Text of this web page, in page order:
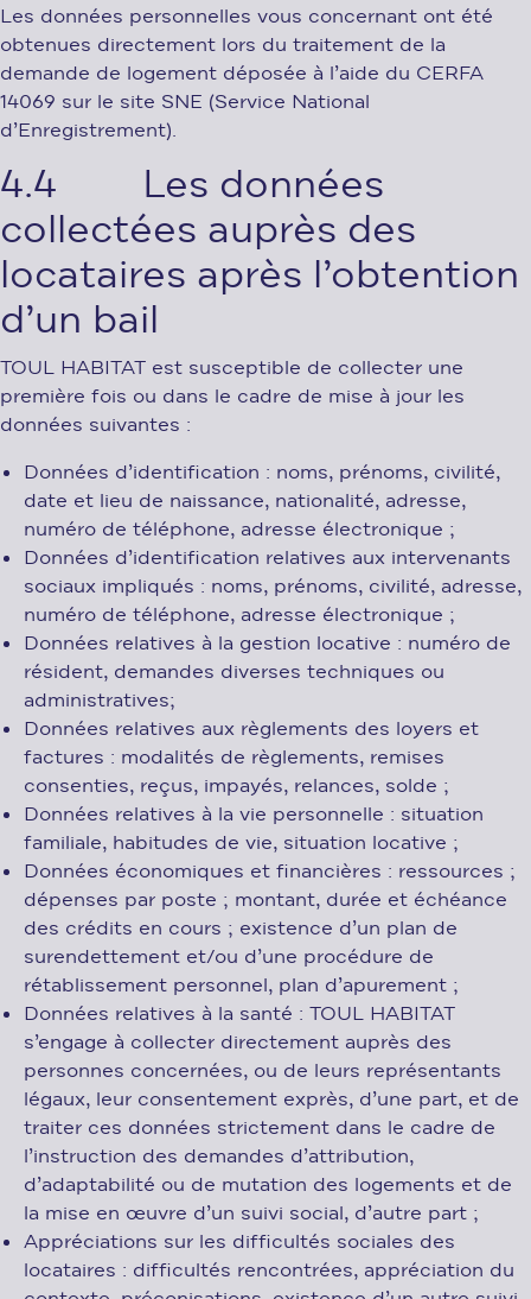
Les données personnelles vous concernant ont été
obtenues directement lors du traitement de la
demande de logement déposée à l’aide du CERFA
14069 sur le site SNE (Service National
d’Enregistrement).
4.4 Les données
collectées auprès des
locataires après l’obtention
d’un bail
TOUL HABITAT est susceptible de collecter une
première fois ou dans le cadre de mise à jour les
données suivantes :
Données d’identification : noms, prénoms, civilité,
date et lieu de naissance, nationalité, adresse,
numéro de téléphone, adresse électronique ;
Données d’identification relatives aux intervenants
sociaux impliqués : noms, prénoms, civilité, adresse,
numéro de téléphone, adresse électronique ;
Données relatives à la gestion locative : numéro de
résident, demandes diverses techniques ou
administratives;
Données relatives aux règlements des loyers et
factures : modalités de règlements, remises
consenties, reçus, impayés, relances, solde ;
Données relatives à la vie personnelle : situation
familiale, habitudes de vie, situation locative ;
Données économiques et financières : ressources ;
dépenses par poste ; montant, durée et échéance
des crédits en cours ; existence d’un plan de
surendettement et/ou d’une procédure de
rétablissement personnel, plan d’apurement ;
Données relatives à la santé : TOUL HABITAT
s’engage à collecter directement auprès des
personnes concernées, ou de leurs représentants
légaux, leur consentement exprès, d’une part, et de
traiter ces données strictement dans le cadre de
l’instruction des demandes d’attribution,
d’adaptabilité ou de mutation des logements et de
la mise en œuvre d’un suivi social, d’autre part ;
Appréciations sur les difficultés sociales des
locataires : difficultés rencontrées, appréciation du